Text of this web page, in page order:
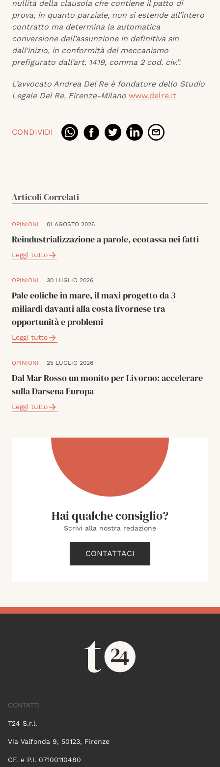
nullità della clausola che contiene il patto di
prova, in quanto parziale, non si estende all’intero
contratto ma determina la automatica
conversione dell’assunzione in definitiva sin
dall’inizio, in conformità del meccanismo
prefigurato dall’art. 1419, comma 2 cod. civ.”.
L’avvocato Andrea Del Re è fondatore dello Studio
Legale Del Re, Firenze-Milano www.delre.it
CONDIVIDI
Articoli Correlati
OPINIONI 01 AGOSTO 2026
Reindustrializzazione a parole, ecotassa nei fatti
Leggi tutto
OPINIONI 30 LUGLIO 2026
Pale eoliche in mare, il maxi progetto da 3
miliardi davanti alla costa livornese tra
opportunità e problemi
Leggi tutto
OPINIONI 25 LUGLIO 2026
Dal Mar Rosso un monito per Livorno: accelerare
sulla Darsena Europa
Leggi tutto
Hai qualche consiglio?
Scrivi alla nostra redazione
CONTATTACI
CONTATTI
T24 S.r.l.
Via Valfonda 9, 50123, Firenze
CF. e P.I. 07100110480